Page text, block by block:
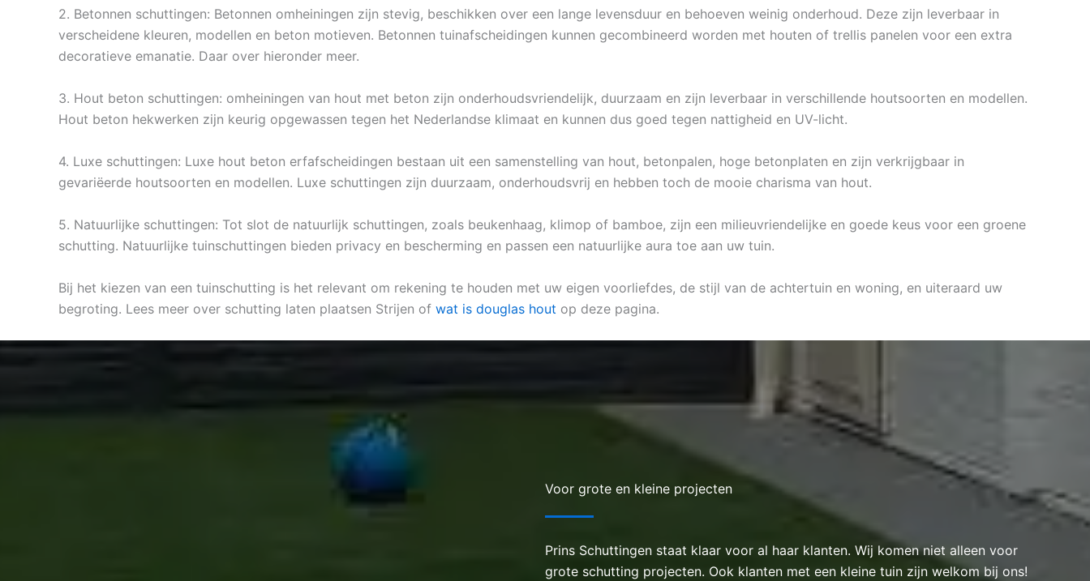
2. Betonnen schuttingen: Betonnen omheiningen zijn stevig, beschikken over een lange levensduur en behoeven weinig onderhoud. Deze zijn leverbaar in
verscheidene kleuren, modellen en beton motieven. Betonnen tuinafscheidingen kunnen gecombineerd worden met houten of trellis panelen voor een extra
decoratieve emanatie. Daar over hieronder meer.
3. Hout beton schuttingen: omheiningen van hout met beton zijn onderhoudsvriendelijk, duurzaam en zijn leverbaar in verschillende houtsoorten en modellen.
Hout beton hekwerken zijn keurig opgewassen tegen het Nederlandse klimaat en kunnen dus goed tegen nattigheid en UV-licht.
4. Luxe schuttingen: Luxe hout beton erfafscheidingen bestaan uit een samenstelling van hout, betonpalen, hoge betonplaten en zijn verkrijgbaar in
gevariëerde houtsoorten en modellen. Luxe schuttingen zijn duurzaam, onderhoudsvrij en hebben toch de mooie charisma van hout.
5. Natuurlijke schuttingen: Tot slot de natuurlijk schuttingen, zoals beukenhaag, klimop of bamboe, zijn een milieuvriendelijke en goede keus voor een groene
schutting. Natuurlijke tuinschuttingen bieden privacy en bescherming en passen een natuurlijke aura toe aan uw tuin.
Bij het kiezen van een tuinschutting is het relevant om rekening te houden met uw eigen voorliefdes, de stijl van de achtertuin en woning, en uiteraard uw
begroting. Lees meer over schutting laten plaatsen Strijen of wat is douglas hout op deze pagina.
Voor grote en kleine projecten
Prins Schuttingen staat klaar voor al haar klanten. Wij komen niet alleen voor
grote schutting projecten. Ook klanten met een kleine tuin zijn welkom bij ons!